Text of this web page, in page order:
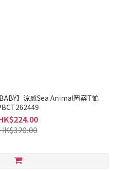
】涼感Sea Animal圖案T恤